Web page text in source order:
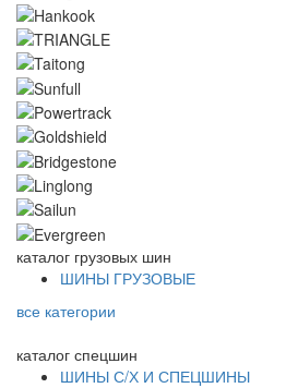
каталог грузовых шин
ШИНЫ ГРУЗОВЫЕ
все категории
каталог спецшин
ШИНЫ С/Х И СПЕЦШИНЫ